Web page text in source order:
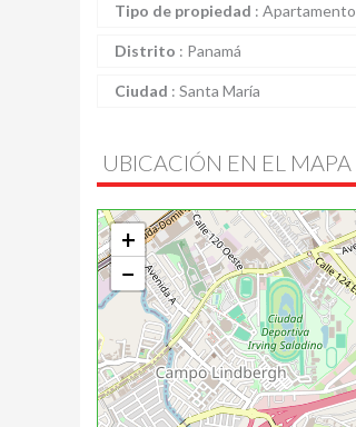
Tipo de propiedad : Apartamento
Distrito : Panamá
Ciudad : Santa María
UBICACIÓN EN EL MAPA
+
−